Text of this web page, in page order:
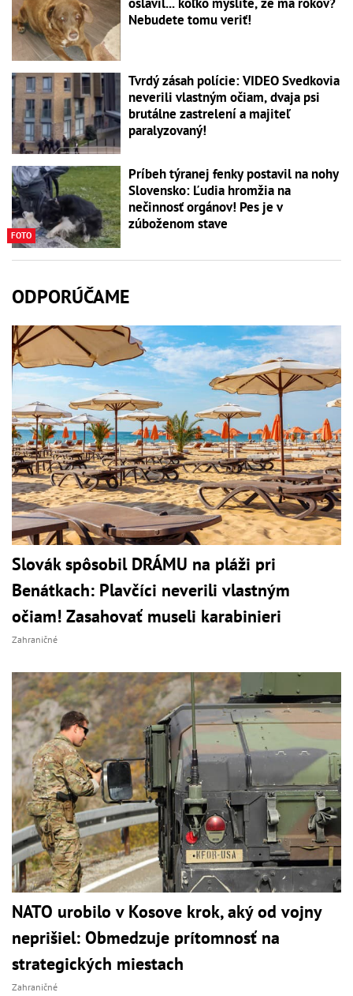
Nebudete tomu veriť!
Tvrdý zásah polície: VIDEO Svedkovia
neverili vlastným očiam, dvaja psi
brutálne zastrelení a majiteľ
paralyzovaný!
FOTO
Príbeh týranej fenky postavil na nohy
Slovensko: Ľudia hromžia na
nečinnosť orgánov! Pes je v
zúboženom stave
ODPORÚČAME
Slovák spôsobil DRÁMU na pláži pri
Benátkach: Plavčíci neverili vlastným
očiam! Zasahovať museli karabinieri
Zahraničné
NATO urobilo v Kosove krok, aký od vojny
neprišiel: Obmedzuje prítomnosť na
strategických miestach
Zahraničné